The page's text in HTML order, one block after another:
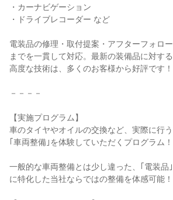
・カーナビゲーション
・ドライブレコーダー など
電装品の修理・取付提案・アフターフォロー
までを一貫して対応。最新の装備品に対する
高度な技術は、多くのお客様から好評です！
－－－－
【実施プログラム】
車のタイヤやオイルの交換など、実際に行う
｢車両整備｣を体験していただくプログラム！
一般的な車両整備とは少し違った、｢電装品｣
に特化した当社ならではの整備を体感可能！